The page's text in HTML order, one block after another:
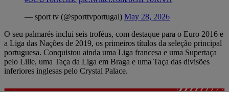
— sport tv (@sporttvportugal) May 28, 2026
O seu palmarés inclui seis troféus, com destaque para o Euro 2016 e
a Liga das Nações de 2019, os primeiros títulos da seleção principal
portuguesa. Conquistou ainda uma Liga francesa e uma Supertaça
pelo Lille, uma Taça da Liga em Braga e uma Taça das divisões
inferiores inglesas pelo Crystal Palace.